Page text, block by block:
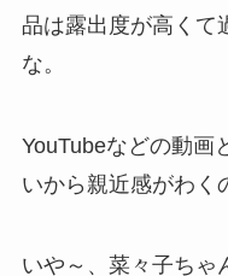
品は露出度が高くて
な。
YouTubeなどの動画
いから親近感がわく
いや～、菜々子ちゃ